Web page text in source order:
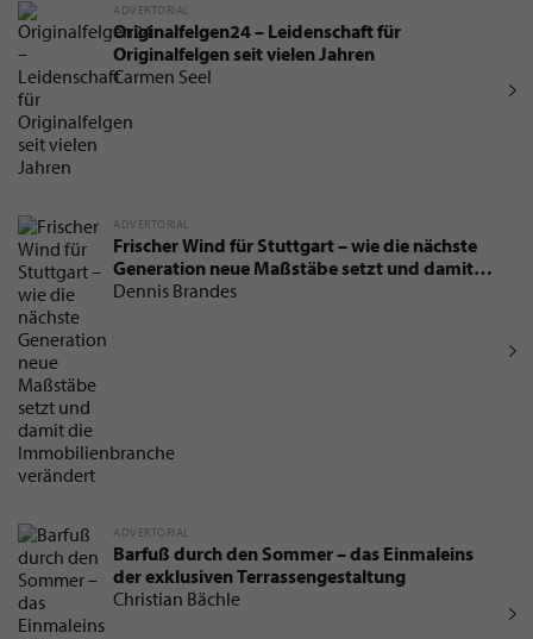
ADVERTORIAL
Originalfelgen24 – Leidenschaft für
Originalfelgen seit vielen Jahren
Carmen Seel
ADVERTORIAL
Frischer Wind für Stuttgart – wie die nächste
Generation neue Maßstäbe setzt und damit
die Immobilienbranche verändert
Dennis Brandes
ADVERTORIAL
Barfuß durch den Sommer – das Einmaleins
der exklusiven Terrassengestaltung
Christian Bächle